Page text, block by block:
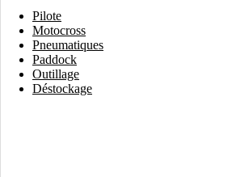
Pilote
Motocross
Pneumatiques
Paddock
Outillage
Déstockage